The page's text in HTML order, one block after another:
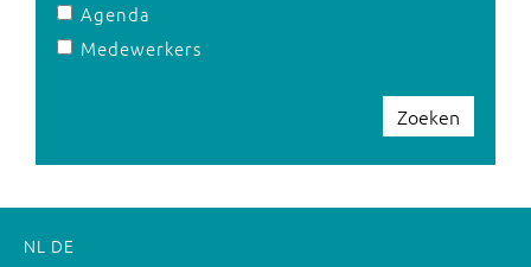
Agenda
Medewerkers
Zoeken
NL DE